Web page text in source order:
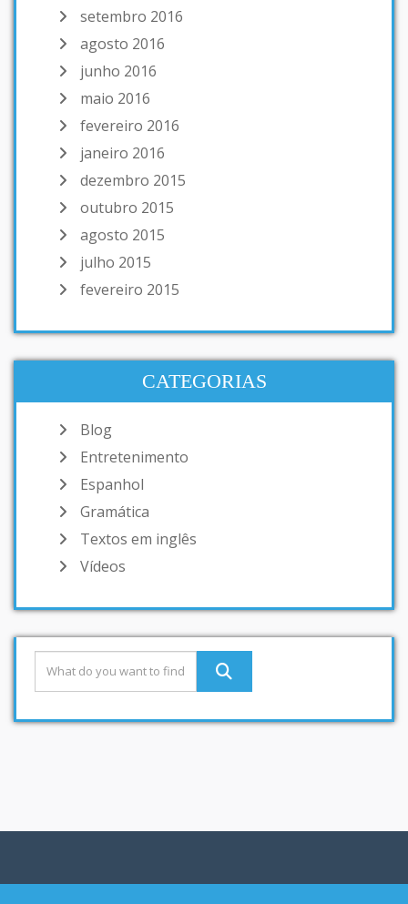
setembro 2016
agosto 2016
junho 2016
maio 2016
fevereiro 2016
janeiro 2016
dezembro 2015
outubro 2015
agosto 2015
julho 2015
fevereiro 2015
CATEGORIAS
Blog
Entretenimento
Espanhol
Gramática
Textos em inglês
Vídeos